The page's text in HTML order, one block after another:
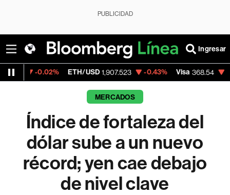
PUBLICIDAD
Ingresar
ETH/USD 1,907.523 -0.43% Visa 368.54 -0.28%
MERCADOS
Índice de fortaleza del
dólar sube a un nuevo
récord; yen cae debajo
de nivel clave